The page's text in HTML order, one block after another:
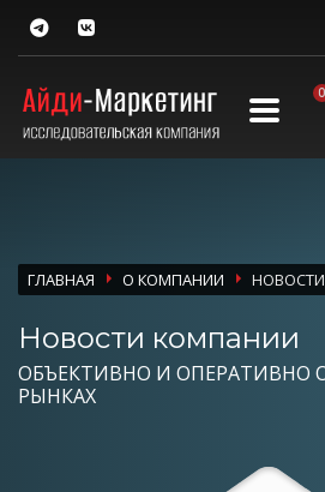
ГЛАВНАЯ О КОМПАНИИ
Новости компании
ОБЪЕКТИВНО И
РЫНКАХ